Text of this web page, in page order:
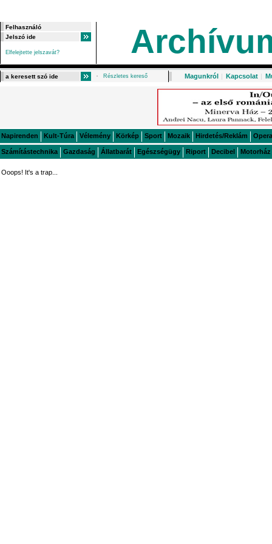
Elfelejtette jelszavát?
Részletes kereső Magunkról | Kapcsolat |
Napirenden Kult-Túra Vélemény Körkép Sport Mozaik Hirdetés/Reklám Opera
Számítástechnika Gazdaság Állatbarát Egészségügy Riport Decibel Motorház
Ooops! It's a trap...